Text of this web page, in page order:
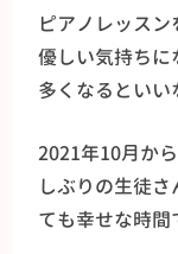
ピアノレッス
優しい気持ちに
多くなるといい
2021年10月か
しぶりの生徒
ても幸せな時間